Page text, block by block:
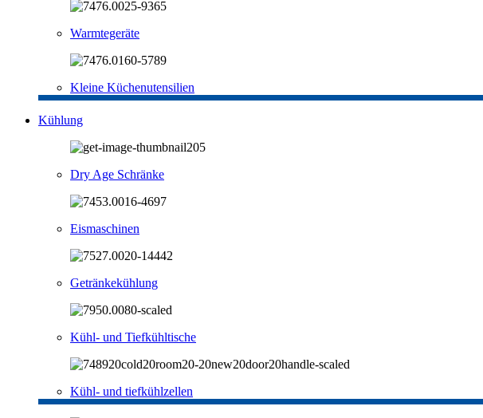
Warmtegeräte
Kleine Küchenutensilien
Kühlung
Dry Age Schränke
Eismaschinen
Getränkekühlung
Kühl- und Tiefkühltische
Kühl- und tiefkühlzellen